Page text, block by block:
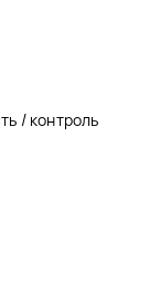
/ контроль